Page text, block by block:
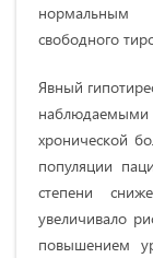
свободного
Явный
хронической
популяции
степени
увеличивало
повышением